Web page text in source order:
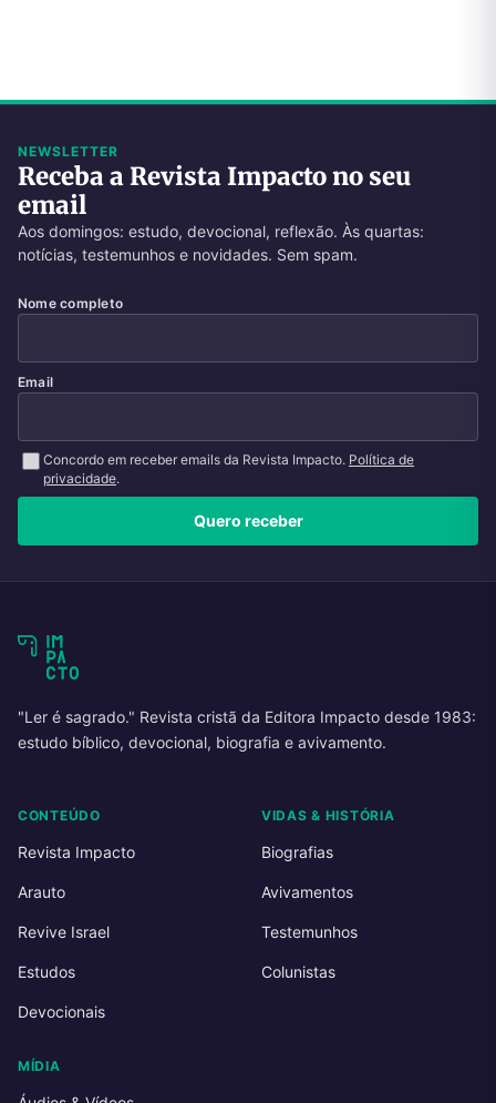
NEWSLETTER
Receba a Revista Impacto no seu
email
Aos domingos: estudo, devocional, reflexão. Às quartas:
notícias, testemunhos e novidades. Sem spam.
Nome completo
Email
Concordo em receber emails da Revista Impacto. Política de
privacidade.
Quero receber
"Ler é sagrado." Revista cristã da Editora Impacto desde 1983:
estudo bíblico, devocional, biografia e avivamento.
CONTEÚDO
Revista Impacto
Arauto
Revive Israel
Estudos
Devocionais
VIDAS & HISTÓRIA
Biografias
Avivamentos
Testemunhos
Colunistas
MÍDIA